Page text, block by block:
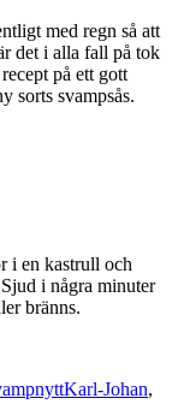
med regn så att
det i alla fall på tok
på ett gott
sorts svampsås.
i en kastrull och
i några minuter
bränns.
Taggar
Karl-Johan,